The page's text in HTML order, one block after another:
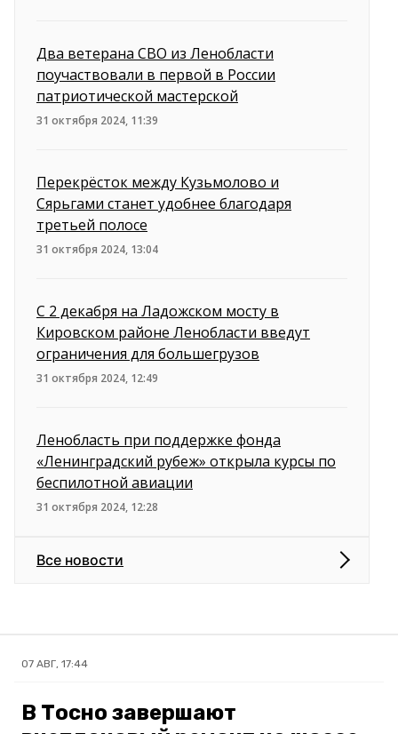
Два ветерана СВО из Ленобласти
поучаствовали в первой в России
патриотической мастерской
31 октября 2024, 11:39
Перекрёсток между Кузьмолово и
Сярьгами станет удобнее благодаря
третьей полосе
31 октября 2024, 13:04
С 2 декабря на Ладожском мосту в
Кировском районе Ленобласти введут
ограничения для большегрузов
31 октября 2024, 12:49
Ленобласть при поддержке фонда
«Ленинградский рубеж» открыла курсы по
беспилотной авиации
31 октября 2024, 12:28
Все новости
07 АВГ, 17:44
В Тосно завершают